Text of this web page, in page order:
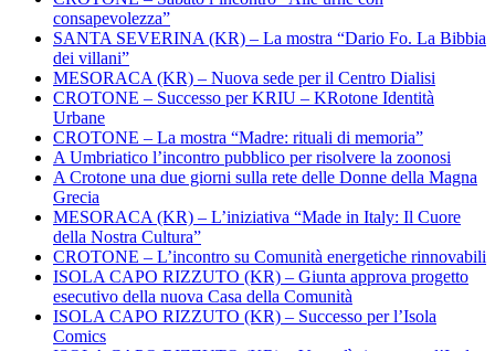
consapevolezza”
SANTA SEVERINA (KR) – La mostra “Dario Fo. La Bibbia
dei villani”
MESORACA (KR) – Nuova sede per il Centro Dialisi
CROTONE – Successo per KRIU – KRotone Identità
Urbane
CROTONE – La mostra “Madre: rituali di memoria”
A Umbriatico l’incontro pubblico per risolvere la zoonosi
A Crotone una due giorni sulla rete delle Donne della Magna
Grecia
MESORACA (KR) – L’iniziativa “Made in Italy: Il Cuore
della Nostra Cultura”
CROTONE – L’incontro su Comunità energetiche rinnovabili
ISOLA CAPO RIZZUTO (KR) – Giunta approva progetto
esecutivo della nuova Casa della Comunità
ISOLA CAPO RIZZUTO (KR) – Successo per l’Isola
Comics